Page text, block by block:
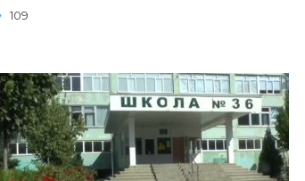
109